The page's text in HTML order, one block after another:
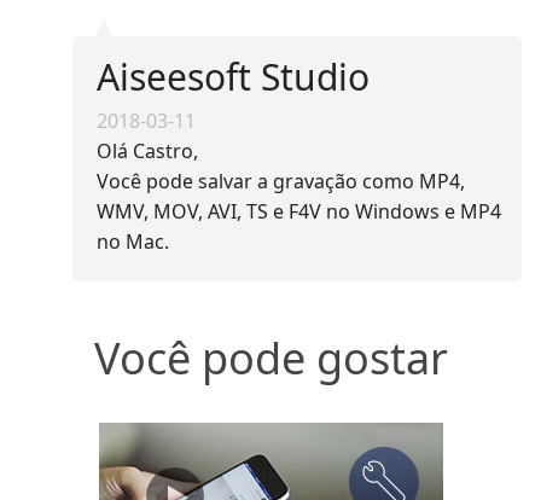
Aiseesoft Studio
2018-03-11
Olá Castro,
Você pode salvar a gravação como MP4,
WMV, MOV, AVI, TS e F4V no Windows e MP4
no Mac.
Você pode gostar